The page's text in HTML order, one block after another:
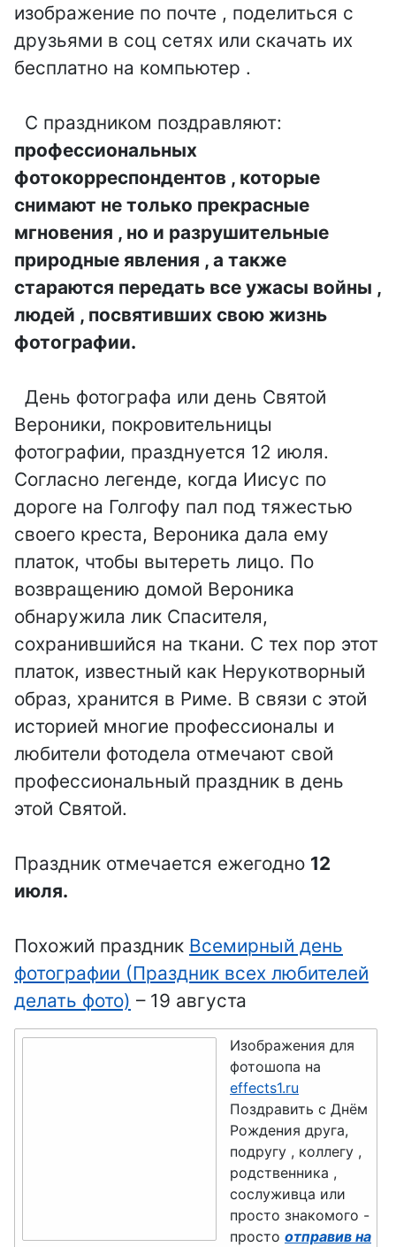
системного
аналитика
ра
атомщика
День ЛОРа
День
секретаря
День
лесника
машиностр
оителя
День
архитектур
ы
учителя
День
психиатра
День
страховщик
а
День
тренера
авиадиспет
чера
автомобили
ста
День
судебного
День
День
флористики
День
шахмат
День
работников
морского и
речного
День
работников
торговли
День
рыбака
День
металлурга
День
инкассатора
альпиниста
День
спелеолога
День
археолога
День
День кино
День
физкультур
ника
дальнобой
железнодор
День
День ди-
джея
о кассира
поэзии
День
таксиста
ролога
работника
культуры
День театра
День
ремесленни
ка
День
работников
ЖКХ
День
парашютист
а
День
Интернета
День
День
День Босса,
Шефа
повара
День
рекламщик
а
День
кабельщика
День
изображение по почте , поделиться с
друзьями в соц сетях или скачать их
бесплатно на компьютер .
С праздником поздравляют:
профессиональных
фотокорреспондентов , которые
снимают не только прекрасные
мгновения , но и разрушительные
природные явления , а также
стараются передать все ужасы войны ,
людей , посвятивших свою жизнь
фотографии.
День фотографа или день Святой
Вероники, покровительницы
фотографии, празднуется 12 июля.
Согласно легенде, когда Иисус по
дороге на Голгофу пал под тяжестью
своего креста, Вероника дала ему
платок, чтобы вытереть лицо. По
возвращению домой Вероника
обнаружила лик Спасителя,
сохранившийся на ткани. С тех пор этот
платок, известный как Нерукотворный
образ, хранится в Риме. В связи с этой
историей многие профессионалы и
любители фотодела отмечают свой
профессиональный праздник в день
этой Святой.
Праздник отмечается ежегодно 12
июля.
Похожий праздник Всемирный день
фотографии (Праздник всех любителей
делать фото) – 19 августа
Изображения для
фотошопа на
effects1.ru
Поздравить с Днём
Рождения друга,
подругу , коллегу ,
родственника ,
сослуживца или
просто знакомого -
просто отправив на